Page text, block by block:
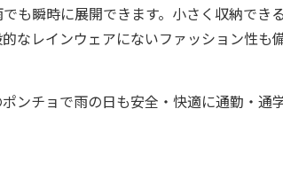
も瞬時に展開できます。小さく収納でき
なレインウェアにないファッション性も
ンチョで雨の日も安全・快適に通勤・通